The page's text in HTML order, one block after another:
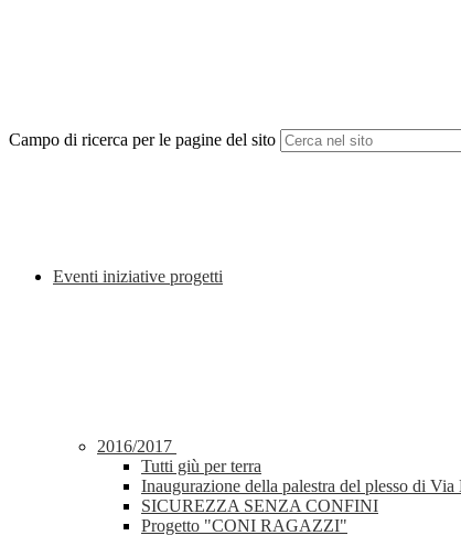
Campo di ricerca per le pagine del sito
Eventi iniziative progetti
2016/2017
Tutti giù per terra
Inaugurazione della palestra del plesso di Via
SICUREZZA SENZA CONFINI
Progetto "CONI RAGAZZI"